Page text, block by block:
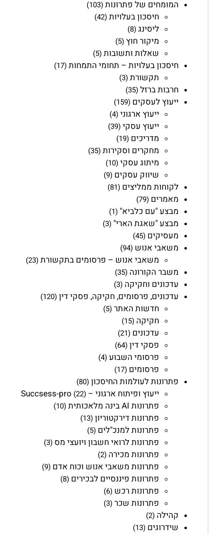
המומחים של פתרונות(103)
חיסכון בעלויות(42)
ליסינג(8)
מיקור חוץ(5)
שאלות ותשובות(5)
חיסכון בעלויות – תחומי התמחות(17)
תקשורת(3)
חרבות ברזל(35)
ייעוץ לעסקים (159)
ייעוץ ארגוני(4)
ייעוץ עסקי(39)
מדריכים (19)
מחקרים וסקירות(35)
מיתוג עסקי(10)
שיווק עסקים (9)
לקוחות ממליצים (81)
מאמרים (79)
מבצע "עם כלביא" (1)
מבצע "שאגת הארי" (3)
מעסיקים (45)
משאבי אנוש (94)
משאבי אנוש – פרסומים בתקשורת(23)
משבר הקורונה (35)
עדכונים וחקיקה (3)
עדכונים, פרסומים, חקיקה, פסקי דין(120)
חדשות האתר(5)
חקיקה (15)
עדכונים (21)
פסקי דין(64)
פרסומי השבוע(4)
פרסומים (17)
פתרונות לעולמות החיסכון(80)
ייעוץ ופיתוח ארגוני – Succsess-pro (22)
פתרונות AI בינה מלאכותית (10)
פתרונות דירקטוריון(13)
פתרונות למנכ"לים (5)
פתרונות לרואי חשבון ויועצי מס (3)
פתרונות מכירה (2)
פתרונות משאבי אנוש וכוח אדם (9)
פתרונות פיננסיים לבכירים (8)
פתרונות רכש (6)
פתרונות שכר(3)
קהילה (2)
שידרוגים (13)